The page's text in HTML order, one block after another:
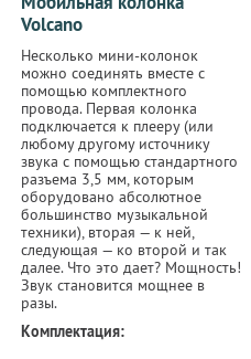
Volcano
Несколько мини-колонок
можно соединять вместе с
помощью комплектного
провода. Первая колонка
подключается к плееру (или
любому другому источнику
звука с помощью стандартного
разъема 3,5 мм, которым
оборудовано абсолютное
большинство музыкальной
техники), вторая — к ней,
следующая — ко второй и так
далее. Что это дает? Мощность!
Звук становится мощнее в
разы.
Комплектация: